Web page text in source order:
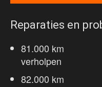
Reparaties en
81.000 km
verholpen
82.000 km alle